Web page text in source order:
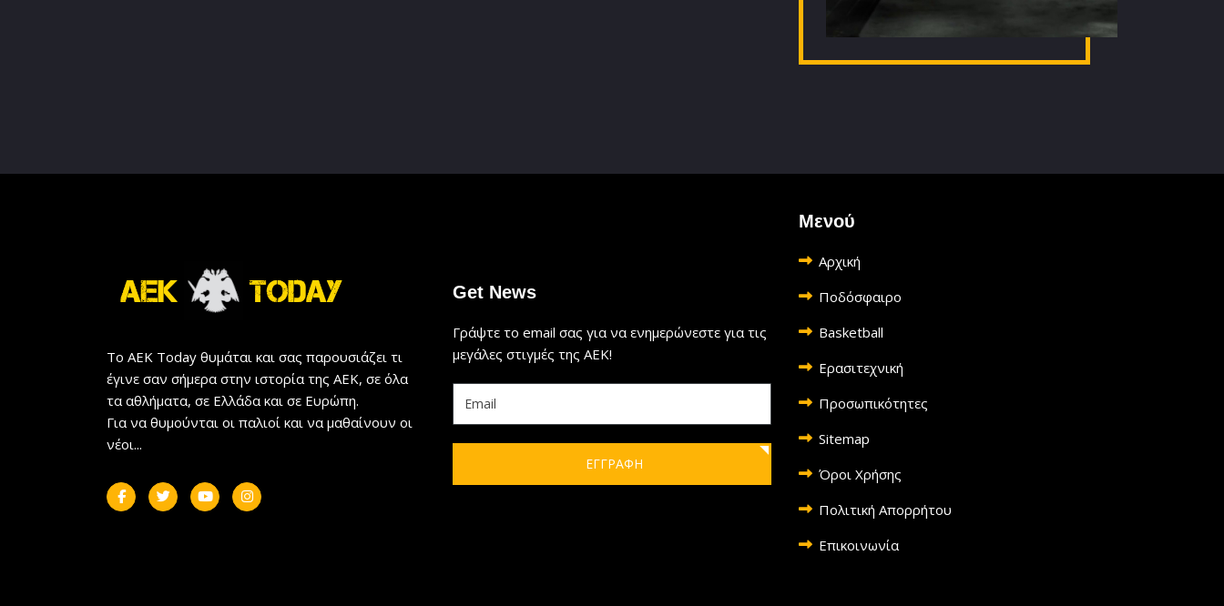
Το AEK Today θυμάται και σας παρουσιάζει τι
έγινε σαν σήμερα στην ιστορία της ΑΕΚ, σε όλα
τα αθλήματα, σε Ελλάδα και σε Ευρώπη.
Για να θυμούνται οι παλιοί και να μαθαίνουν οι
νέοι...
Get News
Γράψτε το email σας για να ενημερώνεστε για τις
μεγάλες στιγμές της ΑΕΚ!
ΕΓΓΡΑΦΗ
Μενού
Αρχική
Ποδόσφαιρο
Basketball
Ερασιτεχνική
Προσωπικότητες
Sitemap
Όροι Χρήσης
Πολιτική Απορρήτου
Επικοινωνία